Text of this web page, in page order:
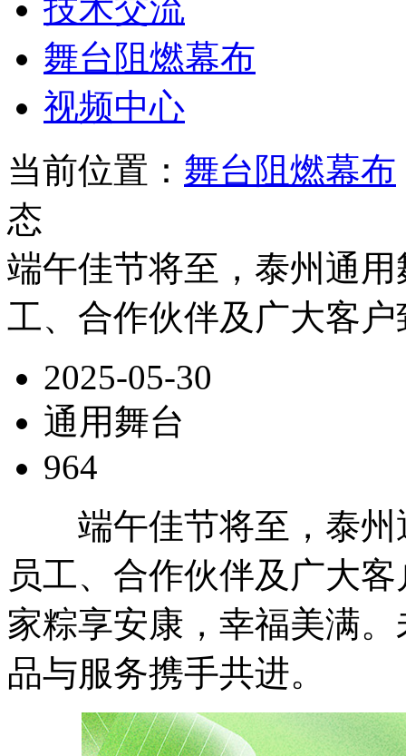
技术交流
舞台阻燃幕布
视频中心
当前位置： 舞台阻燃幕布
态
端午佳节将至，泰州通
工、合作伙伴及广大客
2025-05-30
通用舞台
964
端午佳节将至，泰州
员工、合作伙伴及广大
家粽享安康，幸福美满
品与服务携手共进。